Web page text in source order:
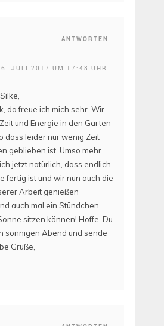
ANTWORTEN
6. JULI 2017 UM 17:48 UHR
da freue ich mich sehr. Wir
und Energie in den Garten
dass leider nur wenig Zeit
geblieben ist. Umso mehr
jetzt natürlich, dass endlich
fertig ist und wir nun auch die
Arbeit genießen
auch mal ein Stündchen
sitzen können! Hoffe, Du
sonnigen Abend und sende
Grüße,